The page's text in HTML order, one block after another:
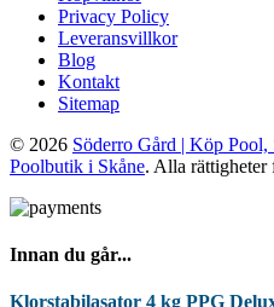
Privacy Policy
Leveransvillkor
Blog
Kontakt
Sitemap
© 2026 Söderro Gård | Köp
Poolbutik i Skåne. Alla rättigheter
Innan du går...
Klorstabilasator 4 kg PPG